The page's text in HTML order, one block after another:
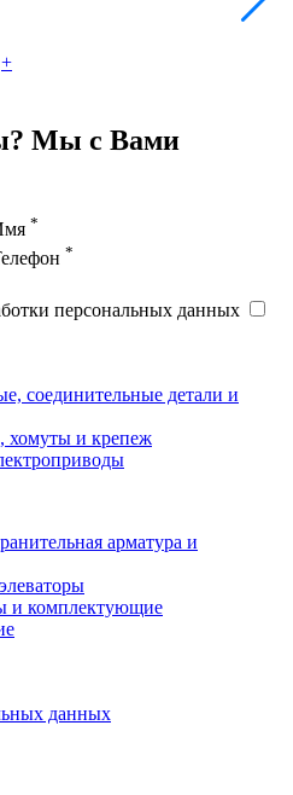
+
Мы с Вами
*
*
персональных данных
соединительные детали и
хомуты и крепеж
арматура и
и комплектующие
данных